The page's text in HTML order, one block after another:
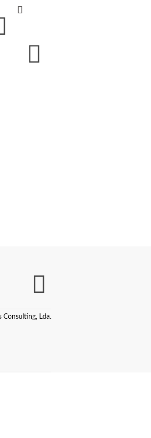
Consulting, Lda.